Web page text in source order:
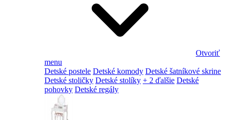
Otvoriť
menu
Detské postele Detské komody Detské šatníkové skrine
Detské stoličky Detské stolíky + 2 ďalšie Detské
pohovky Detské regály